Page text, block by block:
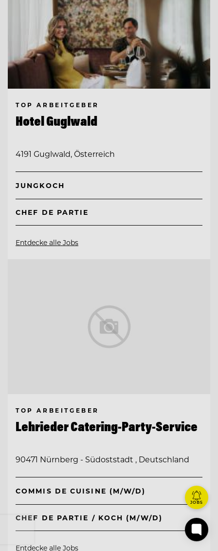
TOP ARBEITGEBER
Hotel Guglwald
4191 Guglwald, Österreich
JUNGKOCH
CHEF DE PARTIE
Entdecke alle Jobs
TOP ARBEITGEBER
Lehrieder Catering-Party-Service
90471 Nürnberg - Südoststadt , Deutschland
COMMIS DE CUISINE (M/W/D)
CHEF DE PARTIE / KOCH (M/W/D)
Entdecke alle Jobs
JOBS